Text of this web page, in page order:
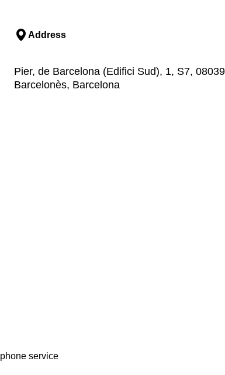
Address
Pier, de Barcelona (Edifici Sud), 1, S7,
Barcelonès, Barcelona
service